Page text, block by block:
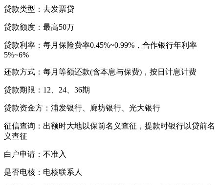
贷款类型：去发票贷
贷款额度：最高50万
贷款利率：每月保险费率0.45%~0.99%，合作银行年利率
5%~6%
还款方式：每月等额还款(含本息与保费)，按日计息计费
贷款期限：12、24、36期
贷款资金方：浦发银行、廊坊银行、光大银行
征信查询：出额时大地以保前名义查征，提款时银行以贷前名
义查征
白户申请：不准入
是否电核：电核联系人